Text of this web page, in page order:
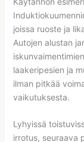
joissa ruoste ja
Autojen alustan
laakeripesien ja
ilman pitkää
vaikutuksesta.
Lyhyissä
irrotus, seuraava